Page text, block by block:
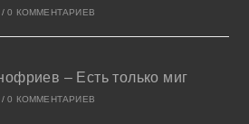
/ 0 КОММЕНТАРИЕВ
– Есть только миг
/ 0 КОММЕНТАРИЕВ